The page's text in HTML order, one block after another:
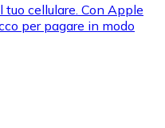
cellulare. Con Apple
per pagare in modo